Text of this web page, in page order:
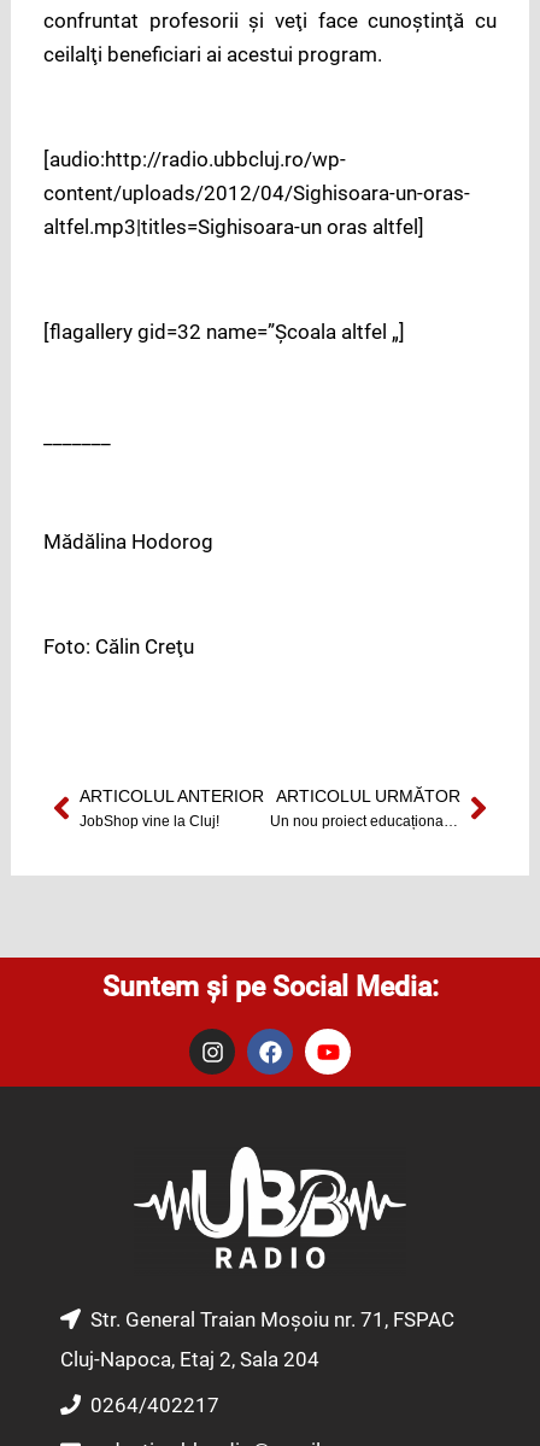
confruntat profesorii şi veţi face cunoştinţă cu
ceilalţi beneficiari ai acestui program.
[audio:http://radio.ubbcluj.ro/wp-
content/uploads/2012/04/Sighisoara-un-oras-
altfel.mp3|titles=Sighisoara-un oras altfel]
[flagallery gid=32 name=”Şcoala altfel „]
Mădălina Hodorog
Foto: Călin Creţu
Prev
ARTICOLUL ANTERIOR
JobShop vine la Cluj!
ARTICOLUL URMĂTORNext
Suntem și pe Social Media:
I
n
s
m
F
a
c
o
k
Y
o
u
e
Str. General Traian Moșoiu nr. 71, FSPAC
Cluj-Napoca, Etaj 2, Sala 204
0264/402217